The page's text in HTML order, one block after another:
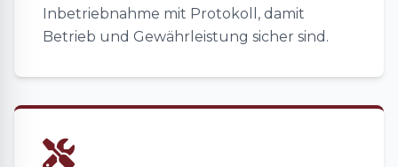
Inbetriebnahme mit Protokoll, damit
Betrieb und Gewährleistung sicher sind.